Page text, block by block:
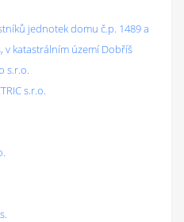
jednotek domu č.p. 1489 a
v katastrálním území Dobříš
s.r.o.
s.r.o.